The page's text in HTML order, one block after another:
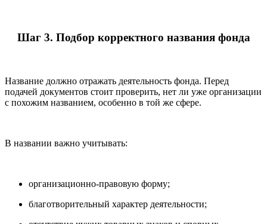
Шаг 3. Подбор корректного названия фонда
Название должно отражать деятельность фонда. Перед
подачей документов стоит проверить, нет ли уже организации
с похожим названием, особенно в той же сфере.
В названии важно учитывать:
организационно-правовую форму;
благотворительный характер деятельности;